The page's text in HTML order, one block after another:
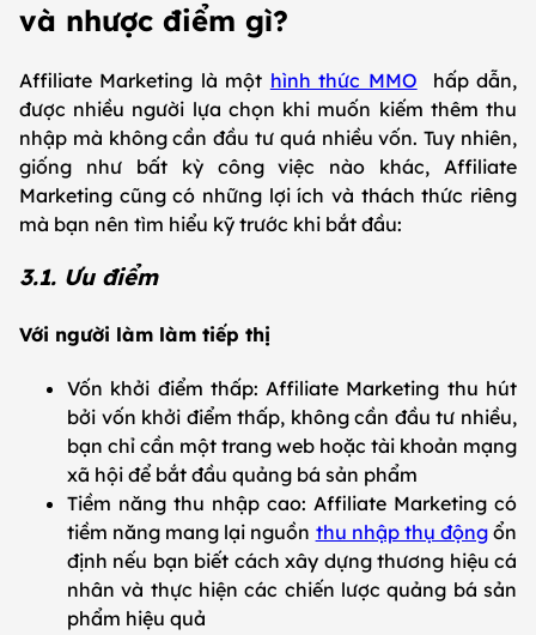
và nhược điểm gì?
Affiliate Marketing là một hình thức MMO hấp dẫn,
được nhiều người lựa chọn khi muốn kiếm thêm thu
nhập mà không cần đầu tư quá nhiều vốn. Tuy nhiên,
giống như bất kỳ công việc nào khác, Affiliate
Marketing cũng có những lợi ích và thách thức riêng
mà bạn nên tìm hiểu kỹ trước khi bắt đầu:
3.1. Ưu điểm
Với người làm làm tiếp thị
Vốn khởi điểm thấp: Affiliate Marketing thu hút
bởi vốn khởi điểm thấp, không cần đầu tư nhiều,
bạn chỉ cần một trang web hoặc tài khoản mạng
xã hội để bắt đầu quảng bá sản phẩm
Tiềm năng thu nhập cao: Affiliate Marketing có
tiềm năng mang lại nguồn thu nhập thụ độngổn
định nếu bạn biết cách xây dựng thương hiệu cá
nhân và thực hiện các chiến lược quảng bá sản
phẩm hiệu quả